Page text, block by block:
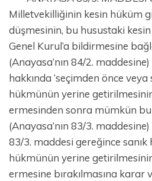
Milletvekilliğinin kesin hüküm
düşmesinin, bu husustaki
Genel Kurul’a bildirmesine
(Anayasa’nın 84/2.
hakkında ‘seçimden önce
hükmünün yerine
ermesinden sonra mümkün
(Anayasa’nın 83/3.
83/3. maddesi gereğince sanık
hükmünün yerine getirilmesinin
ermesine bırakılmasına karar